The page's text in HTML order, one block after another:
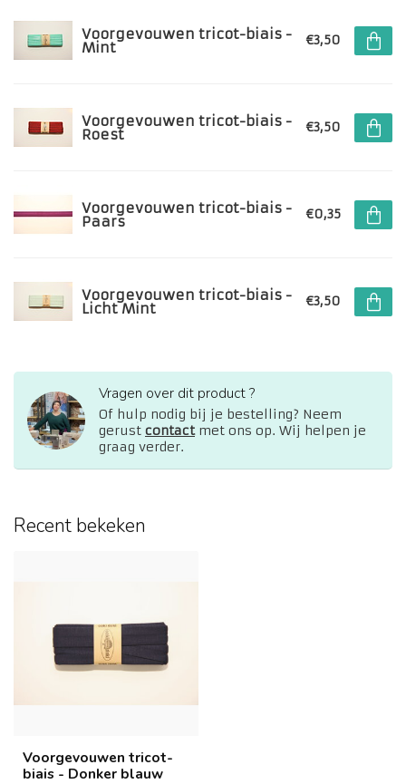
Voorgevouwen tricot-biais -
Mint €3,50
Voorgevouwen tricot-biais -
Roest €3,50
Voorgevouwen tricot-biais -
Paars €0,35
Voorgevouwen tricot-biais -
Licht Mint €3,50
Vragen over dit product ?
Of hulp nodig bij je bestelling? Neem
gerust contactmet ons op. Wij helpen je
graag verder.
Recent bekeken
Voorgevouwen tricot-
biais - Donker blauw